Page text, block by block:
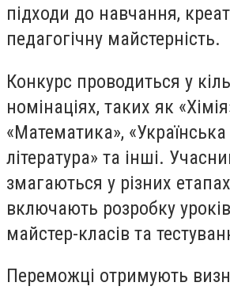
підходи до навчання,
педагогічну майстерність.
Конкурс проводиться у
номінаціях, таких як
«Математика»,
література» та інші.
змагаються у різних
включають розробку
майстер-класів та
Переможці отримують